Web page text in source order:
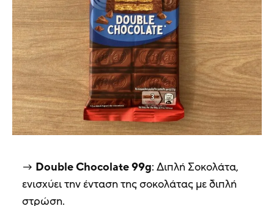
DoubleChocolate 99g: Διπλή Σοκολάτα,
ενισχύει την ένταση της σοκολάτας με διπλή
στρώση.